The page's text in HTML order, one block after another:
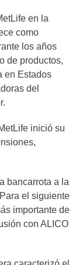
en la
como
los años
de productos,
en Estados
del
inició su
bancarrota a la
el siguiente
importante de
con ALICO